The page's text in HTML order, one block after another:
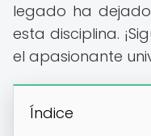
legado ha
esta disciplina.
el apasionante
Índice